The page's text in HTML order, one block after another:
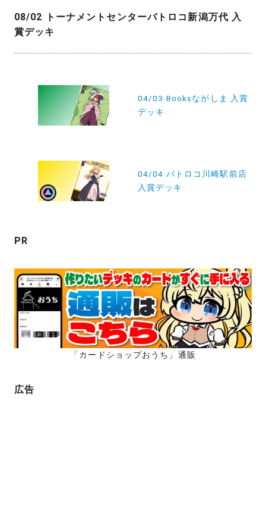
08/02 トーナメントセンターバトロコ新潟万代 入
賞デッキ
ン
04/03 Booksながしま 入賞
デッキ
04/04 バトロコ川崎駅前店
入賞デッキ
PR
「カードショップおうち」通販
広告